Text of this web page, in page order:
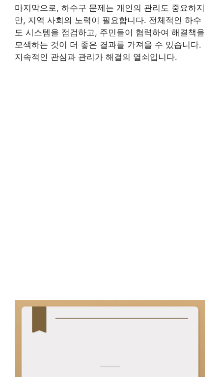
마지막으로, 하수구 문제는 개인의 관리도 중요하지
만, 지역 사회의 노력이 필요합니다. 전체적인 하수
도 시스템을 점검하고, 주민들이 협력하여 해결책을
모색하는 것이 더 좋은 결과를 가져올 수 있습니다.
지속적인 관심과 관리가 해결의 열쇠입니다.